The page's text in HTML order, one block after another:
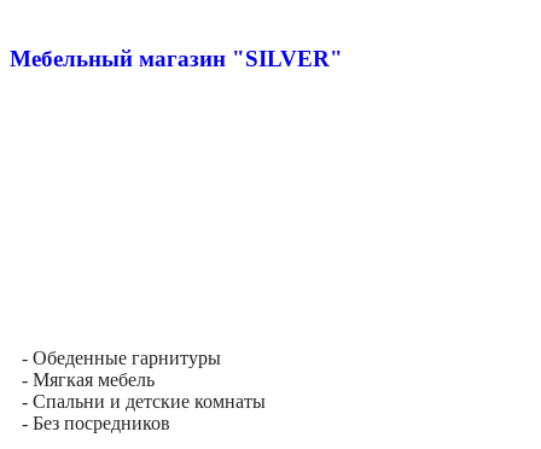
Мебельный магазин "SILVER"
- Обеденные гарнитуры
- Мягкая мебель
- Спальни и детские комнаты
- Без посредников